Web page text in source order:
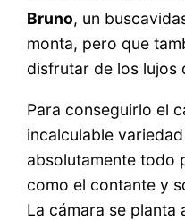
Bruno, un
monta, pero que
disfrutar de los lujos
Para conseguirlo el
incalculable
absolutamente todo
como el contante y
La cámara se planta